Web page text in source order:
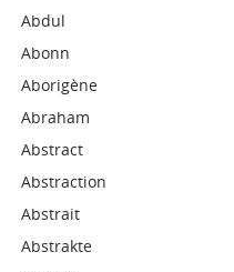
Abdul
Abonn
Aborigène
Abraham
Abstract
Abstraction
Abstrait
Abstrakte